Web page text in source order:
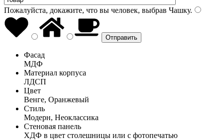
Пожалуйста, докажите, что вы человек, выбрав Чашку.
Фасад
МДФ
Материал корпуса
ЛДСП
Цвет
Венге, Оранжевый
Стиль
Модерн, Неоклассика
Стеновая панель
ХДФ в цвет столешницы или с фотопечатью